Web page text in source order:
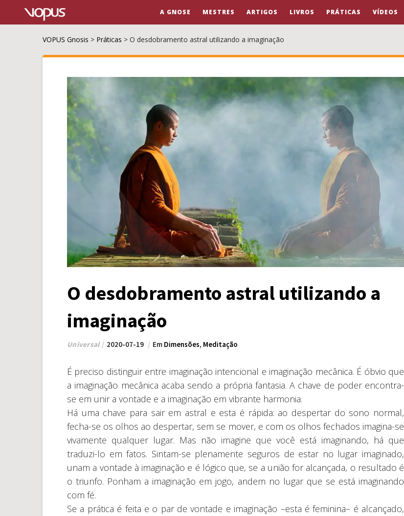
A GNOSE MESTRES ARTIGOS LIVROS PRÁTICAS VÍDEOS
VOPUS Gnosis > Práticas > O desdobramento astral utilizando a imaginação
O desdobramento astral utilizando a
imaginação
Universal 2020-07-19 Em Dimensões, Meditação
É preciso distinguir entre imaginação intencional e imaginação mecânica. É óbvio que
a imaginação mecânica acaba sendo a própria fantasia. A chave de poder encontra-
se em unir a vontade e a imaginação em vibrante harmonia.
Há uma chave para sair em astral e esta é rápida: ao despertar do sono normal,
fecha-se os olhos ao despertar, sem se mover, e com os olhos fechados imagina-se
vivamente qualquer lugar. Mas não imagine que você está imaginando, há que
traduzi-lo em fatos. Sintam-se plenamente seguros de estar no lugar imaginado,
unam a vontade à imaginação e é lógico que, se a união for alcançada, o resultado é
o triunfo. Ponham a imaginação em jogo, andem no lugar que se está imaginando
com fé.
Se a prática é feita e o par de vontade e imaginação –esta é feminina– é alcançado,